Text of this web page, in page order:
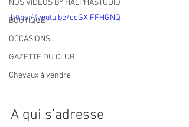
NOS VIDEOS BY HALPHASTUDIO
BOUTIQUE
OCCASIONS
GAZETTE DU CLUB
Chevaux à vendre
https://youtu.be/ccGXiFFHGNQ
A qui s’adresse